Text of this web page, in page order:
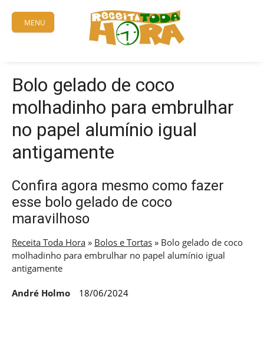
content
MENU
Bolo gelado de coco
molhadinho para embrulhar
no papel alumínio igual
antigamente
Confira agora mesmo como fazer
esse bolo gelado de coco
maravilhoso
Receita Toda Hora » Bolos e Tortas » Bolo gelado de coco
molhadinho para embrulhar no papel alumínio igual
antigamente
André Holmo 18/06/2024